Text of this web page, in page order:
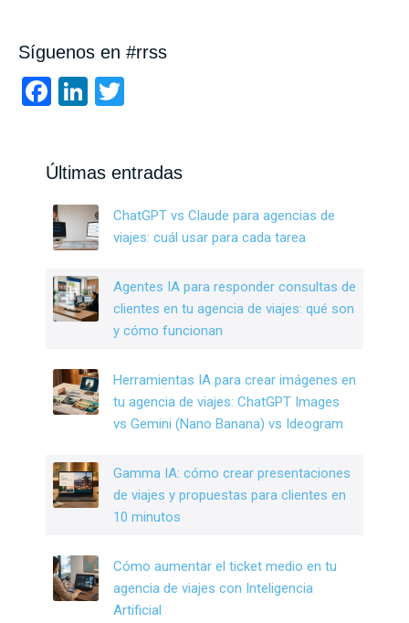
Síguenos en #rrss
F
b
o
o
k
Li
dI
n
er
Últimas entradas
ChatGPT vs Claude para agencias de
viajes: cuál usar para cada tarea
Agentes IA para responder consultas de
clientes en tu agencia de viajes: qué son
y cómo funcionan
Herramientas IA para crear imágenes en
tu agencia de viajes: ChatGPT Images
vs Gemini (Nano Banana) vs Ideogram
Gamma IA: cómo crear presentaciones
de viajes y propuestas para clientes en
10 minutos
Cómo aumentar el ticket medio en tu
agencia de viajes con Inteligencia
Artificial